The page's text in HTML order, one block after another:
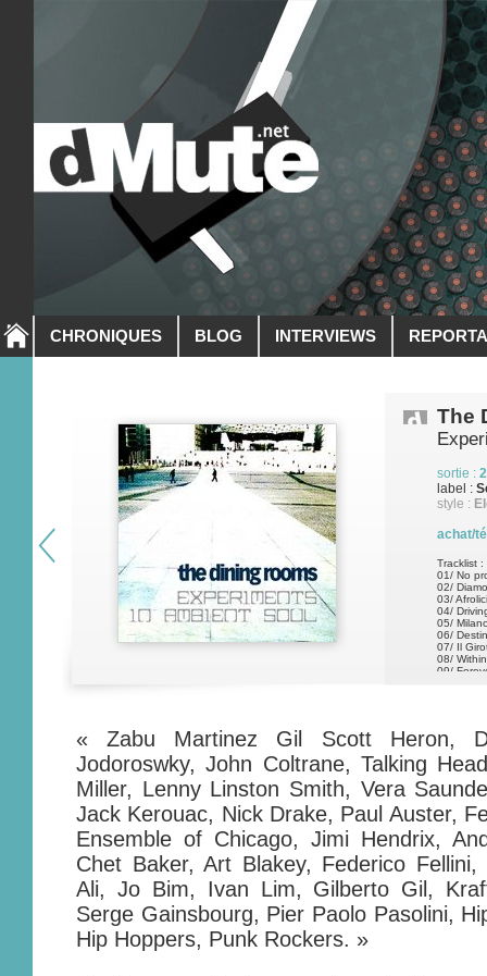
CHRONIQUES BLOG INTERVIEWS
The
sortie :
label :
style :
achat/
Tracklist :
01/ No
02/
03/
04/
05/
06/
07/ Il
08/ Within
09/
« Zabu Martinez Gil Scott Heron,
Jodoroswky, John Coltrane, Talking
Miller, Lenny Linston Smith, Vera
Jack Kerouac, Nick Drake, Paul Auster,
Ensemble of Chicago, Jimi Hendrix,
Chet Baker, Art Blakey, Federico
Ali, Jo Bim, Ivan Lim, Gilberto Gil,
Serge Gainsbourg, Pier Paolo Pasolini,
Hip Hoppers, Punk Rockers. »